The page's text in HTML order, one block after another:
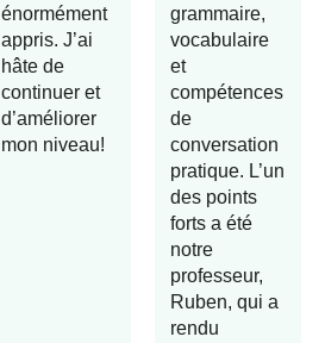
énormément
appris. J’ai
hâte de
continuer et
d’améliorer
mon niveau!
grammaire,
vocabulaire
et
compétences
de
conversation
pratique. L’un
des points
forts a été
notre
professeur,
Ruben, qui a
rendu